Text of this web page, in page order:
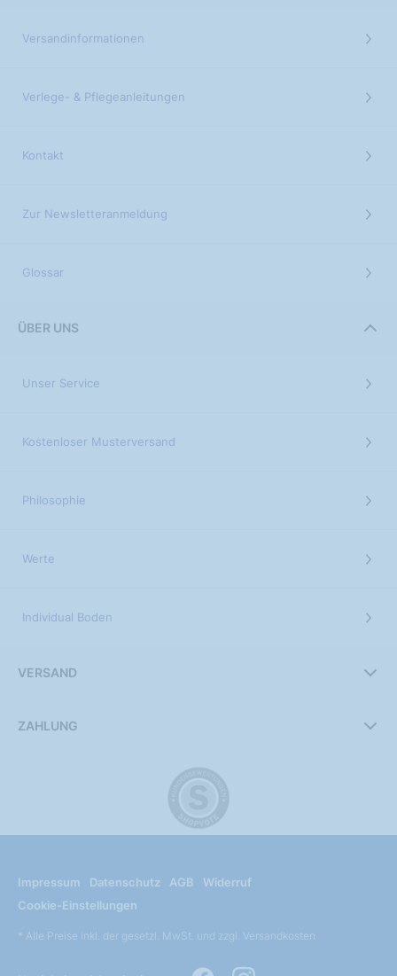
Versandinformationen
Verlege- & Pflegeanleitungen
Kontakt
Zur Newsletteranmeldung
Glossar
ÜBER UNS
Unser Service
Kostenloser Musterversand
Philosophie
Werte
Individual Boden
VERSAND
ZAHLUNG
Impressum Datenschutz AGB
Widerruf
Cookie-Einstellungen
* Alle Preise inkl. der gesetzl. MwSt. und zzgl. Versandkosten